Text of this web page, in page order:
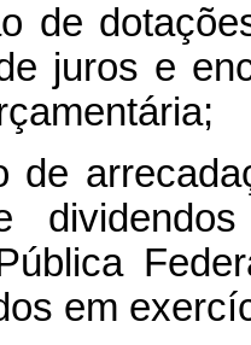
de
juros e
de
em